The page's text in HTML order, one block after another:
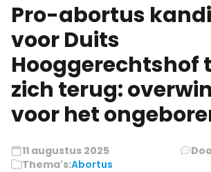
Pro-abortus
voor Duits
Hooggerechtshof
zich terug:
voor het
11 augustus 2025
Thema's:Abortus